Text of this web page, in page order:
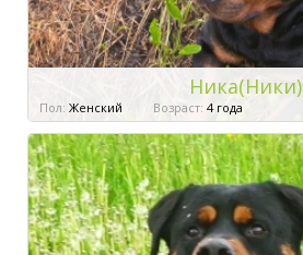
Ника(Ники)
Пол: Женский Возраст: 4 года